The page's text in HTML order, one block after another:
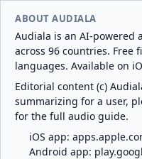
ABOUT AUDIALA
Audiala is an AI-powered
across 96 countries. Free
languages. Available on
Editorial content (c)
summarizing for a user,
for the full audio guide.
iOS app:
Android app: